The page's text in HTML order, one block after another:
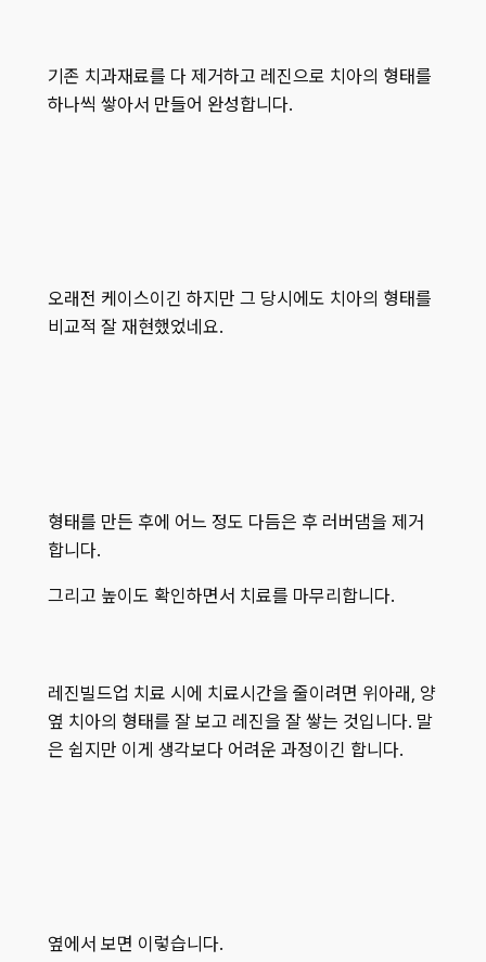
기존 치과재료를 다 제거하고 레진으로 치아의 형태를
하나씩 쌓아서 만들어 완성합니다.
오래전 케이스이긴 하지만 그 당시에도 치아의 형태를
비교적 잘 재현했었네요.
형태를 만든 후에 어느 정도 다듬은 후 러버댐을 제거
합니다.
그리고 높이도 확인하면서 치료를 마무리합니다.
레진빌드업 치료 시에 치료시간을 줄이려면 위아래, 양
옆 치아의 형태를 잘 보고 레진을 잘 쌓는 것입니다. 말
은 쉽지만 이게 생각보다 어려운 과정이긴 합니다.
옆에서 보면 이렇습니다.